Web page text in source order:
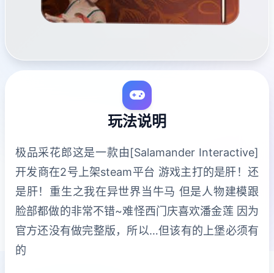
玩法说明
极品采花郎这是一款由[Salamander Interactive]
开发商在2号上架steam平台 游戏主打的是肝！还
是肝！重生之我在异世界当牛马 但是人物建模跟
脸部都做的非常不错~难怪西门庆喜欢潘金莲 因为
官方还没有做完整版，所以…但该有的上堡必须有
的